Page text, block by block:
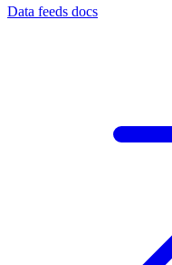
Data feeds docs